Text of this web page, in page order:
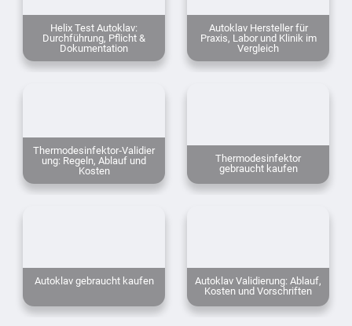
Helix Test Autoklav:
Durchführung, Pflicht &
Dokumentation
Autoklav Hersteller für
Praxis, Labor und Klinik im
Vergleich
Thermodesinfektor‑Validier
ung: Regeln, Ablauf und
Kosten
Thermodesinfektor
gebraucht kaufen
Autoklav gebraucht kaufen
Autoklav Validierung: Ablauf,
Kosten und Vorschriften